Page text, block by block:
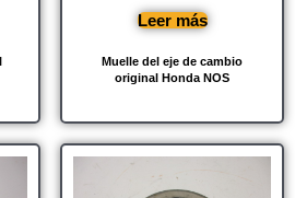
Muelle del eje de cambio
original Honda NOS
Leer más